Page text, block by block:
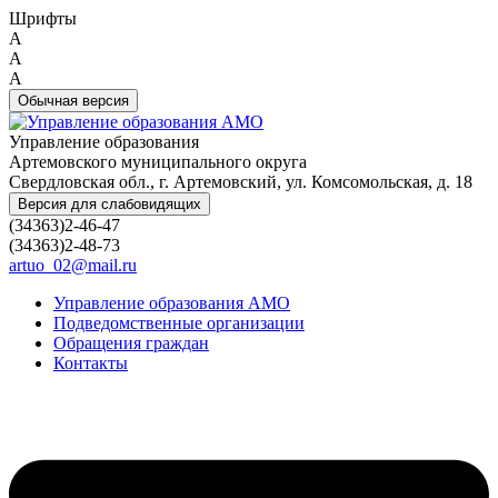
Шрифты
A
A
A
Обычная версия
Управление образования
Артемовского муниципального округа
Свердловская обл., г. Артемовский, ул. Комсомольская, д. 18
Версия для слабовидящих
(34363)2-46-47
(34363)2-48-73
artuo_02@mail.ru
Управление образования АМО
Подведомственные организации
Обращения граждан
Контакты